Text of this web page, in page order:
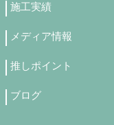
施工実績
メディア情報
推しポイント
ブログ